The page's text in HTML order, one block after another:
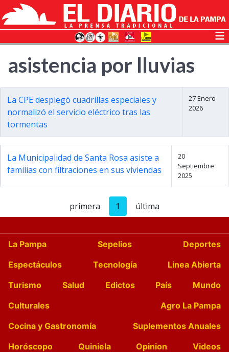
asistencia por lluvias
La CPE desplegó cuadrillas especiales y
normalizó el servicio eléctrico tras las
tormentas
27 Enero
2026
La Municipalidad de Santa Rosa asiste a
familias con filtraciones en sus viviendas
20
Septiembre
2025
primera 1 última
La Pampa Sepelios
Deportes
Espectáculos
Tecnología
Linea Abierta
Turismo
Salud Edictos País
Mundo
Culturales
Agro La Pampa
Cocina y Gastronomía
Suplementos Anuales
Horóscopo
Quiniela Opinion
Videos